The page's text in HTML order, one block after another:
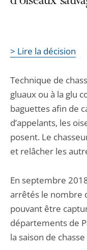
> Lire la décision
Technique de
gluaux ou à la glu
baguettes afin de
d’appelants, les
posent. Le
et relâcher les
En septembre
arrêtés le nombre
pouvant être
départements de
la saison de